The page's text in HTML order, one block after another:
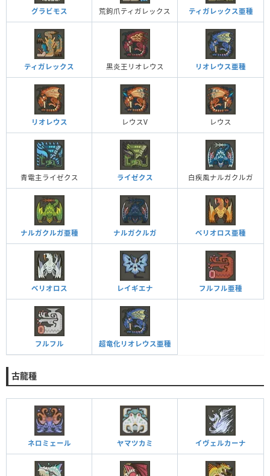
グラビモス 荒鉤爪ティガレックス ティガレックス亜種
ティガレックス 黒炎王リオレウス リオレウス亜種
リオレウス レウスV レウス
青電主ライゼクス ライゼクス 白疾風ナルガクルガ
ナルガクルガ亜種 ナルガクルガ ベリオロス亜種
ベリオロス レイギエナ フルフル亜種
フルフル 超竜化リオレウス亜種
古龍種
ネロミェール ヤマツカミ イヴェルカーナ